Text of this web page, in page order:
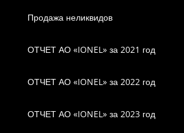
Продажа неликвидов
ОТЧЕТ АО «IONEL» за 2021 год
ОТЧЕТ АО «IONEL» за 2022 год
ОТЧЕТ АО «IONEL» за 2023 год